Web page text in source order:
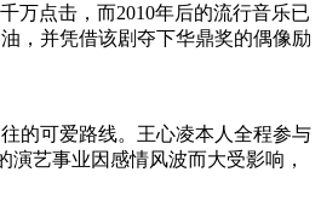
万点击，而2010年后的流行音乐已
，并凭借该剧夺下华鼎奖的偶像励
的可爱路线。王心凌本人全程参与
艺事业因感情风波而大受影响，